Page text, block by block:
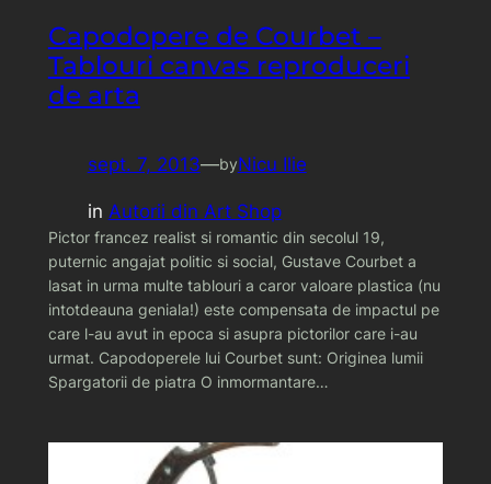
Capodopere de Courbet –
Tablouri canvas reproduceri
de arta
sept. 7, 2013—byNicu Ilie
in Autorii din Art Shop
Pictor francez realist si romantic din secolul 19,
puternic angajat politic si social, Gustave Courbet a
lasat in urma multe tablouri a caror valoare plastica (nu
intotdeauna geniala!) este compensata de impactul pe
care l-au avut in epoca si asupra pictorilor care i-au
urmat. Capodoperele lui Courbet sunt: Originea lumii
Spargatorii de piatra O inmormantare…